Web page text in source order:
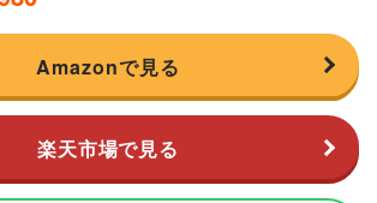
Amazonで見る
楽天市場で見る